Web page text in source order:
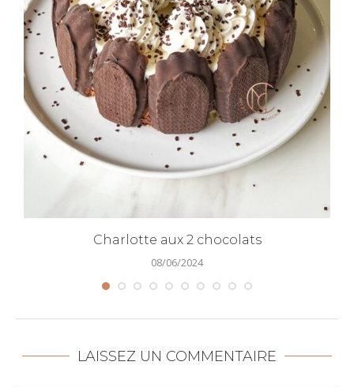
Charlotte aux 2 chocolats
08/06/2024
LAISSEZ UN COMMENTAIRE